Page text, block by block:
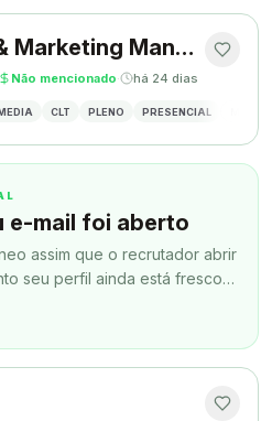
Content Creator & Marketing Manager
Não mencionado· há 24 dias
CLT PLENO PRESENCIAL
e-mail foi aberto
assim que o recrutador abrir
seu perfil ainda está fresco